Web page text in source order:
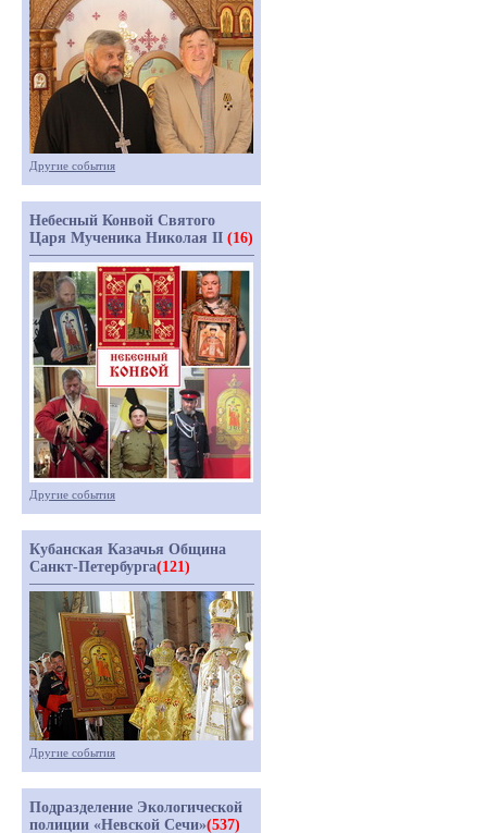
Другие события
Небесный Конвой Святого
Царя Мученика Николая II (16)
Другие события
Кубанская Казачья Община
Санкт-Петербурга(121)
Другие события
Подразделение Экологической
полиции «Невской Сечи»(537)